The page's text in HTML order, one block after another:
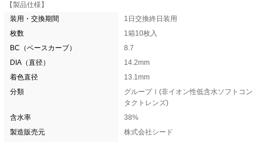
【製品仕様】
装用・交換期間
1日交換終日装用
枚数
1箱10枚入
BC（ベースカーブ）
8.7
DIA（直径）
14.2mm
着色直径
13.1mm
分類
グループⅠ(非イオン性低含水ソフトコン
タクトレンズ)
含水率
38%
製造販売元
株式会社シード